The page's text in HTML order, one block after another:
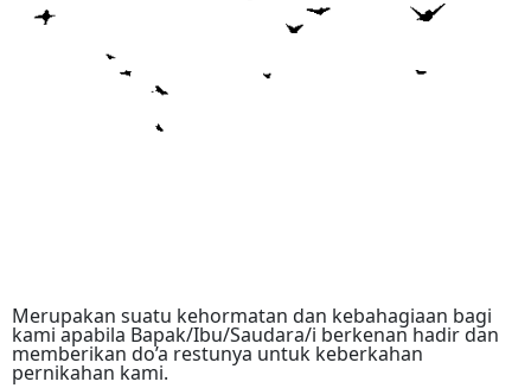
Merupakan suatu kehormatan dan kebahagiaan bagi
kami apabila Bapak/Ibu/Saudara/i berkenan hadir dan
memberikan do’a restunya untuk keberkahan
pernikahan kami.